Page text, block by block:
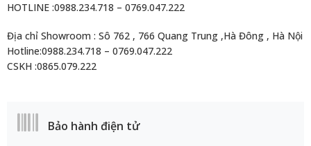
HOTLINE :0988.234.718 – 0769.047.222
Địa chỉ Showroom : Sô 762 , 766 Quang Trung ,Hà Đông , Hà Nội
Hotline:0988.234.718 – 0769.047.222
CSKH :0865.079.222
Bảo hành điện tử